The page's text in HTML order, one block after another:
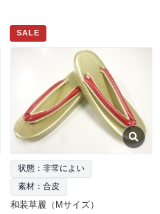
SALE
状態：非常によい
素材：合皮
和装草履（Mサイズ）